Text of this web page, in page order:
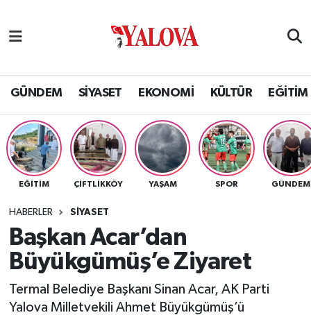
GÜNDEM SİYASET EKONOMİ KÜLTÜR EĞİTİM
EĞİTİM ÇİFTLİKKÖY YAŞAM SPOR GÜNDEM
HABERLER SİYASET
Başkan Acar’dan
Büyükgümüş’e Ziyaret
Termal Belediye Başkanı Sinan Acar, AK Parti
Yalova Milletvekili Ahmet Büyükgümüş’ü
SİYASET
EKONOMİ
KÜLTÜR
BİLİM VE TEKNOLOJİ
ASAYİŞ
SAĞLIK
Yalova Nöbetçi Eczaneler
Yalova Hava Durumu
Yalova Namaz Vakitleri
Yalova Trafik Yoğunluk Haritası
Tüm Manşetler
Son Dakika Haberleri
Haber Arşivi